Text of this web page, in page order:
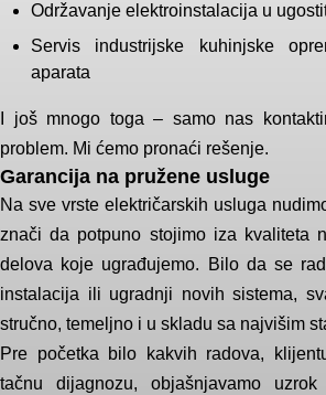
Održavanje elektroinstalacija u
Servis industrijske kuhinjske
aparata
I još mnogo toga – samo nas
problem. Mi ćemo pronaći rešenje.
Garancija na pružene usluge
Na sve vrste električarskih usluga
znači da potpuno stojimo iza kvaliteta
delova koje ugrađujemo. Bilo da se
instalacija ili ugradnji novih sistema,
stručno, temeljno i u skladu sa najvišim
Pre početka bilo kakvih radova,
tačnu dijagnozu, objašnjavamo